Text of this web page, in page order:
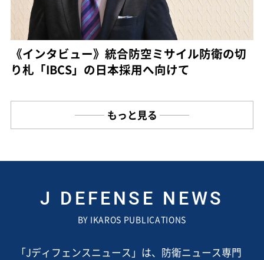
《インタビュー》統合防空ミサイル防衛の切
り札「IBCS」の日本採用へ向けて
もっと見る
J DEFENSE NEWS
BY IKAROS PUBLICATIONS
「Jディフェンスニュース」は、防衛ニュース専門